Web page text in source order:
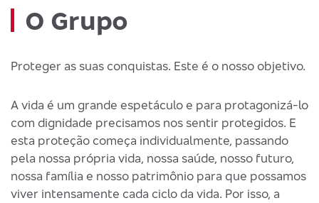
O Grupo
Proteger as suas conquistas. Este é o nosso objetivo.
A vida é um grande espetáculo e para protagonizá-lo
com dignidade precisamos nos sentir protegidos. E
esta proteção começa individualmente, passando
pela nossa própria vida, nossa saúde, nosso futuro,
nossa família e nosso patrimônio para que possamos
viver intensamente cada ciclo da vida. Por isso, a